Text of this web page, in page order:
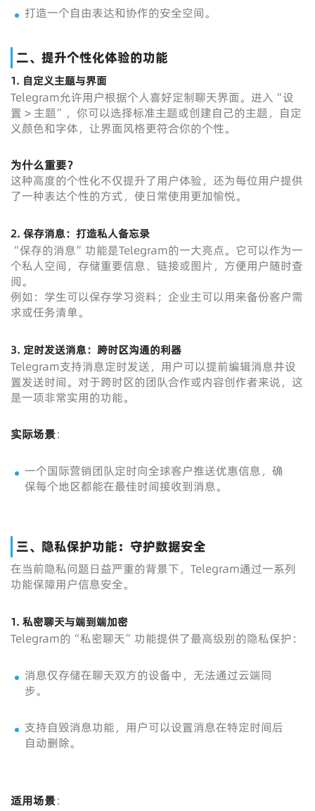
打造一个自由表达和协作的安全空间。
二、提升个性化体验的功能
1. 自定义主题与界面
Telegram允许用户根据个人喜好定制聊天界面。进入“设
置 > 主题”，你可以选择标准主题或创建自己的主题，自定
义颜色和字体，让界面风格更符合你的个性。
为什么重要？
这种高度的个性化不仅提升了用户体验，还为每位用户提供
了一种表达个性的方式，使日常使用更加愉悦。
2. 保存消息：打造私人备忘录
“保存的消息”功能是Telegram的一大亮点。它可以作为一
个私人空间，存储重要信息、链接或图片，方便用户随时查
阅。
例如：学生可以保存学习资料；企业主可以用来备份客户需
求或任务清单。
3. 定时发送消息：跨时区沟通的利器
Telegram支持消息定时发送，用户可以提前编辑消息并设
置发送时间。对于跨时区的团队合作或内容创作者来说，这
是一项非常实用的功能。
实际场景：
一个国际营销团队定时向全球客户推送优惠信息，确
保每个地区都能在最佳时间接收到消息。
三、隐私保护功能：守护数据安全
在当前隐私问题日益严重的背景下，Telegram通过一系列
功能保障用户信息安全。
1. 私密聊天与端到端加密
Telegram的“私密聊天”功能提供了最高级别的隐私保护：
消息仅存储在聊天双方的设备中，无法通过云端同
步。
支持自毁消息功能，用户可以设置消息在特定时间后
自动删除。
适用场景：